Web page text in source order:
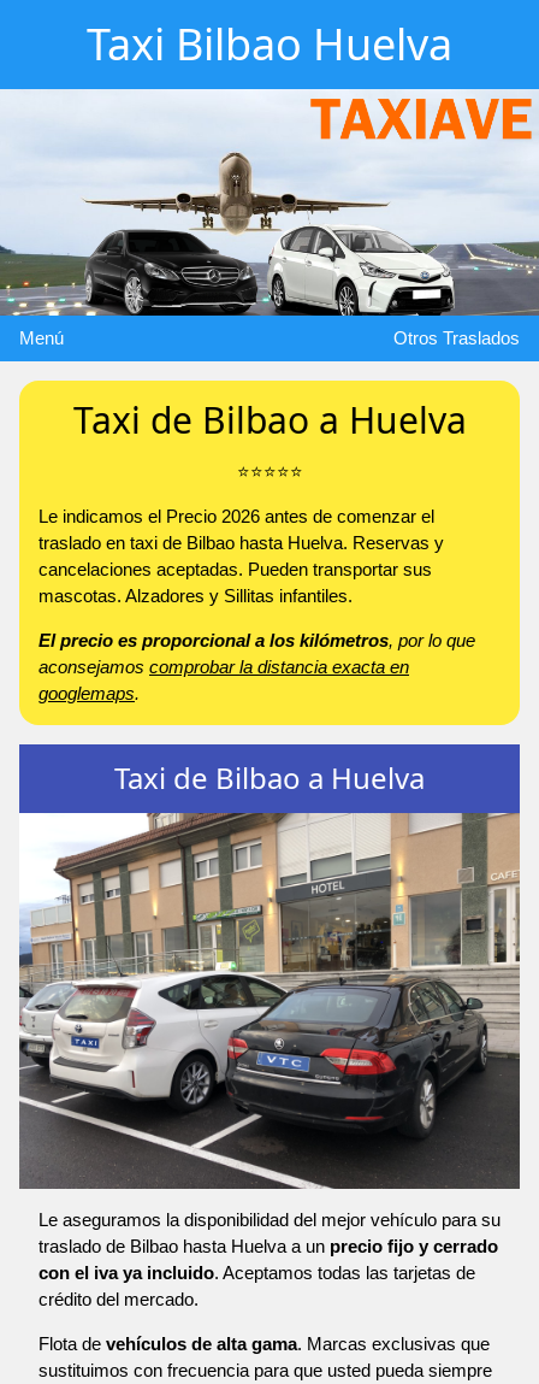
Taxi Bilbao Huelva
Menú Otros Traslados
Taxi de Bilbao a Huelva
⭐️⭐️⭐️⭐️⭐️
Le indicamos el Precio 2026 antes de comenzar el
traslado en taxi de Bilbao hasta Huelva. Reservas y
cancelaciones aceptadas. Pueden transportar sus
mascotas. Alzadores y Sillitas infantiles.
El precio es proporcional a los kilómetros, por lo que
aconsejamos comprobar la distancia exacta en
googlemaps.
Taxi de Bilbao a Huelva
Le aseguramos la disponibilidad del mejor vehículo para su
traslado de Bilbao hasta Huelva a un precio fijo y cerrado
con el iva ya incluido. Aceptamos todas las tarjetas de
crédito del mercado.
Flota de vehículos de alta gama. Marcas exclusivas que
sustituimos con frecuencia para que usted pueda siempre